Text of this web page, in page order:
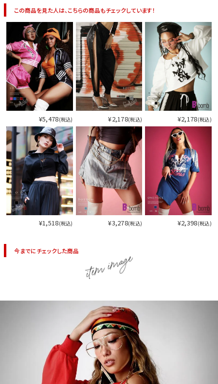
この商品を見た人は、こちらの商品もチェックしています！
¥5,478(税込) ¥2,178(税込) ¥2,178(税込)
¥1,518(税込) ¥3,278(税込) ¥2,398(税込)
今までにチェックした商品 item image